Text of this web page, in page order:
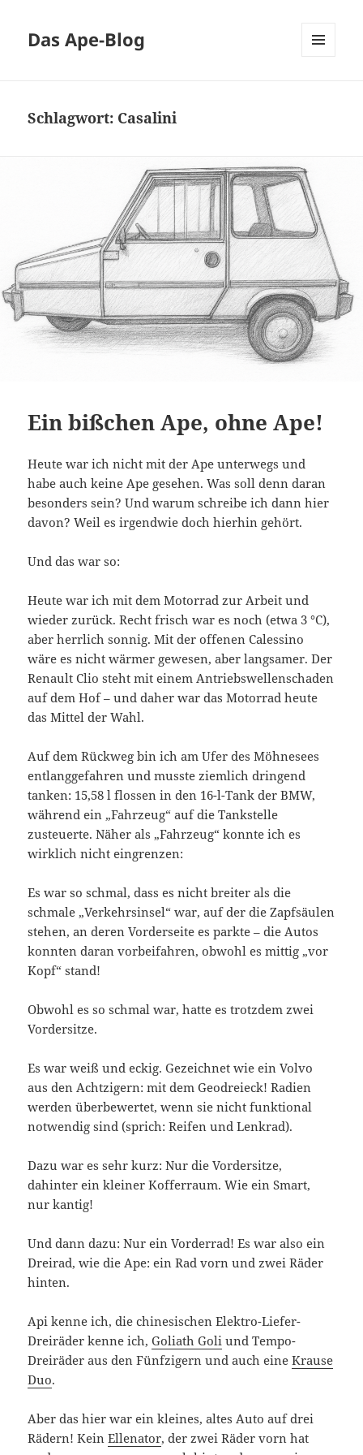
Das Ape-Blog
Schlagwort: Casalini
Ein bißchen Ape, ohne Ape!
Heute war ich nicht mit der Ape unterwegs und
habe auch keine Ape gesehen. Was soll denn daran
besonders sein? Und warum schreibe ich dann hier
davon? Weil es irgendwie doch hierhin gehört.
Und das war so:
Heute war ich mit dem Motorrad zur Arbeit und
wieder zurück. Recht frisch war es noch (etwa 3 °C),
aber herrlich sonnig. Mit der offenen Calessino
wäre es nicht wärmer gewesen, aber langsamer. Der
Renault Clio steht mit einem Antriebswellenschaden
auf dem Hof – und daher war das Motorrad heute
das Mittel der Wahl.
Auf dem Rückweg bin ich am Ufer des Möhnesees
entlanggefahren und musste ziemlich dringend
tanken: 15,58 l flossen in den 16-l-Tank der BMW,
während ein „Fahrzeug“ auf die Tankstelle
zusteuerte. Näher als „Fahrzeug“ konnte ich es
wirklich nicht eingrenzen:
Es war so schmal, dass es nicht breiter als die
schmale „Verkehrsinsel“ war, auf der die Zapfsäulen
stehen, an deren Vorderseite es parkte – die Autos
konnten daran vorbeifahren, obwohl es mittig „vor
Kopf“ stand!
Obwohl es so schmal war, hatte es trotzdem zwei
Vordersitze.
Es war weiß und eckig. Gezeichnet wie ein Volvo
aus den Achtzigern: mit dem Geodreieck! Radien
werden überbewertet, wenn sie nicht funktional
notwendig sind (sprich: Reifen und Lenkrad).
Dazu war es sehr kurz: Nur die Vordersitze,
dahinter ein kleiner Kofferraum. Wie ein Smart,
nur kantig!
Und dann dazu: Nur ein Vorderrad! Es war also ein
Dreirad, wie die Ape: ein Rad vorn und zwei Räder
hinten.
Api kenne ich, die chinesischen Elektro-Liefer-
Dreiräder kenne ich,Goliath Goli und Tempo-
Dreiräder aus den Fünfzigern und auch eineKrause
Duo.
Aber das hier war ein kleines, altes Auto auf drei
Rädern! KeinEllenator, der zwei Räder vorn hat